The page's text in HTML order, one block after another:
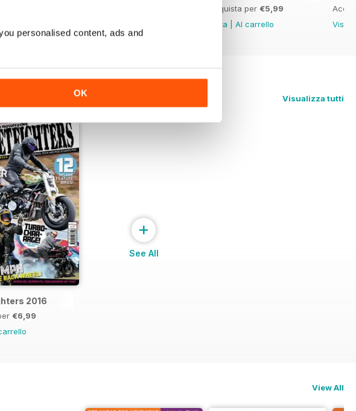
personalised content, ads and
OK
Acquista per €5,99
Vista
Al carrello
Vista
Visualizza tutti
2016
€6,99
+
See All
View All